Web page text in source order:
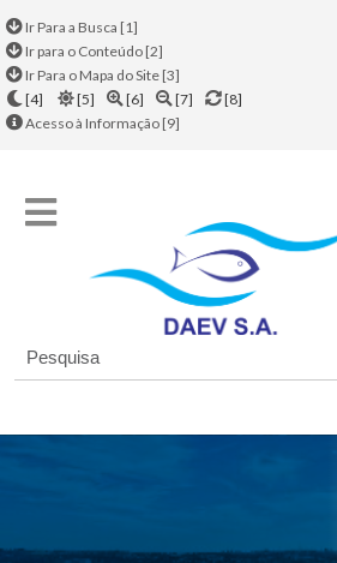
Ir Para a Busca [1]
Ir para o Conteúdo [2]
Ir Para o Mapa do Site [3]
[4]
[5] [6] [7]
[8]
Acesso à Informação [9]